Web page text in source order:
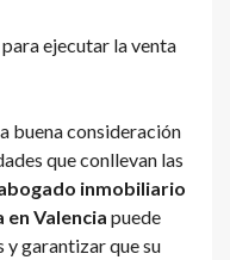
ejecutar la venta
buena consideración
que conllevan las
inmobiliario
Valencia puede
y garantizar que su